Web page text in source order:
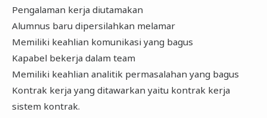
Pengalaman kerja diutamakan
Alumnus baru dipersilahkan melamar
Memiliki keahlian komunikasi yang bagus
Kapabel bekerja dalam team
Memiliki keahlian analitik permasalahan yang bagus
Kontrak kerja yang ditawarkan yaitu kontrak kerja
sistem kontrak.